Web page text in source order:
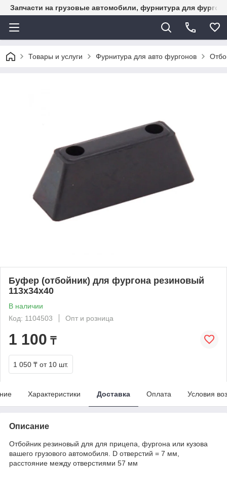
Запчасти на грузовые автомобили, фурнитура для
Товары и услуги Фурнитура для авто фургонов
Буфер (отбойник) для фургона резиновый
113x34x40
В наличии
Код: 1104503
Опт и розница
1 100 ₸
1 050 ₸ от 10 шт.
Характеристики Доставка Оплата Условия
Описание
Отбойник резиновый для для прицепа, фургона или кузова
вашего грузового автомобиля. D отверстий = 7 мм,
расстояние между отверстиями 57 мм